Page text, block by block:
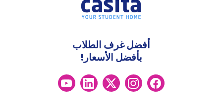
أفضل غرف الطلاب
بأفضل الأسعار!